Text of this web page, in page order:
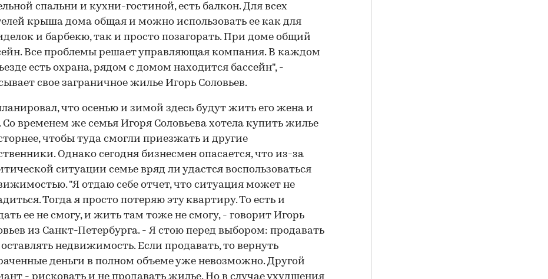
00:00 / 00:00
спальни и кухни-гостиной, есть балкон. Для всех
крыша дома общая и можно использовать ее как для
и барбекю, так и просто позагорать. При доме общий
Все проблемы решает управляющая компания. В каждом
есть охрана, рядом с домом находится бассейн", -
свое заграничное жилье Игорь Соловьев.
что осенью и зимой здесь будут жить его жена и
Со временем же семья Игоря Соловьева хотела купить жилье
чтобы туда смогли приезжать и другие
Однако сегодня бизнесмен опасается, что из-за
ситуации семье вряд ли удастся воспользоваться
"Я отдаю себе отчет, что ситуация может не
Тогда я просто потеряю эту квартиру. То есть и
ее не смогу, и жить там тоже не смогу, - говорит Игорь
из Санкт-Петербурга. - Я стою перед выбором: продавать
недвижимость. Если продавать, то вернуть
деньги в полном объеме уже невозможно. Другой